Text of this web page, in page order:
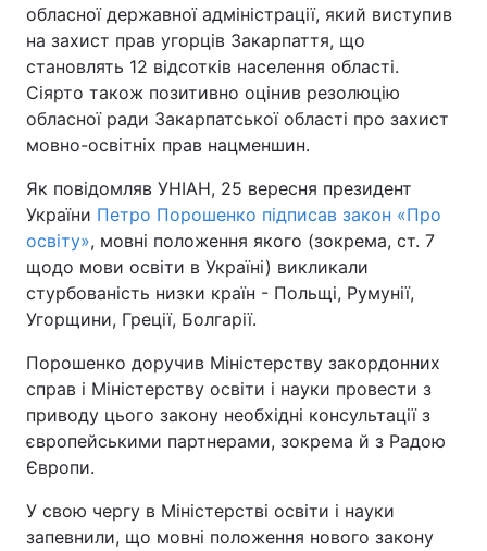
обласної державної адміністрації, який виступив
на захист прав угорців Закарпаття, що
становлять 12 відсотків населення області.
Сіярто також позитивно оцінив резолюцію
обласної ради Закарпатської області про захист
мовно-освітніх прав нацменшин.
Як повідомляв УНІАН, 25 вересня президент
України Петро Порошенко підписав закон «Про
освіту», мовні положення якого (зокрема, ст. 7
щодо мови освіти в Україні) викликали
стурбованість низки країн - Польщі, Румунії,
Угорщини, Греції, Болгарії.
Порошенко доручив Міністерству закордонних
справ і Міністерству освіти і науки провести з
приводу цього закону необхідні консультації з
європейськими партнерами, зокрема й з Радою
Європи.
У свою чергу в Міністерстві освіти і науки
запевнили, що мовні положення нового закону